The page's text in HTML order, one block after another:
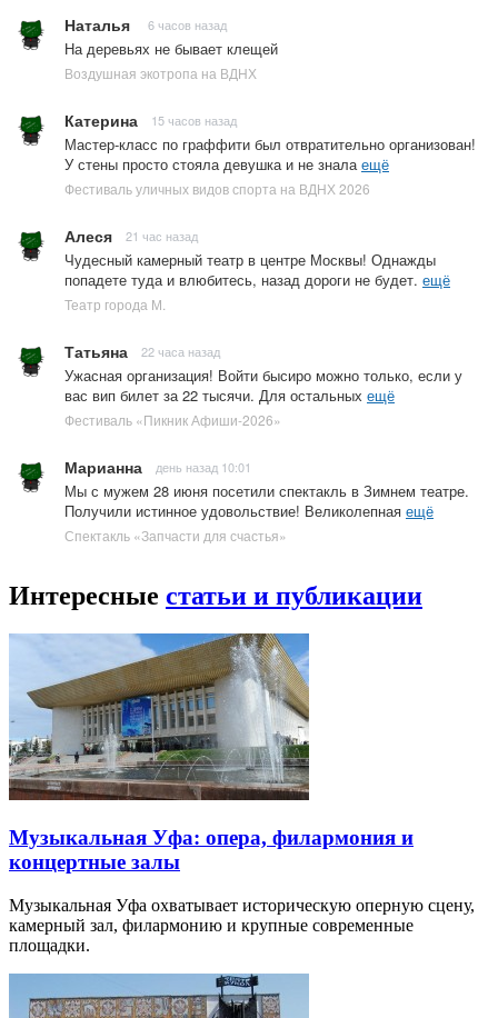
Наталья 6 часов назад
На деревьях не бывает клещей
Воздушная экотропа на ВДНХ
Катерина 15 часов назад
Мастер-класс по граффити был отвратительно организован!
У стены просто стояла девушка и не зналаещё
Фестиваль уличных видов спорта на ВДНХ 2026
Алеся 21 час назад
Чудесный камерный театр в центре Москвы! Однажды
попадете туда и влюбитесь, назад дороги не будет. ещё
Театр города М.
Татьяна 22 часа назад
Ужасная организация! Войти бысиро можно только, если у
вас вип билет за 22 тысячи. Для остальных ещё
Фестиваль «Пикник Афиши-2026»
Марианна день назад 10:01
Мы с мужем 28 июня посетили спектакль в Зимнем театре.
Получили истинное удовольствие! Великолепная ещё
Спектакль «Запчасти для счастья»
Интересные статьи и публикации
Музыкальная Уфа: опера, филармония и
концертные залы
Музыкальная Уфа охватывает историческую оперную сцену,
камерный зал, филармонию и крупные современные
площадки.